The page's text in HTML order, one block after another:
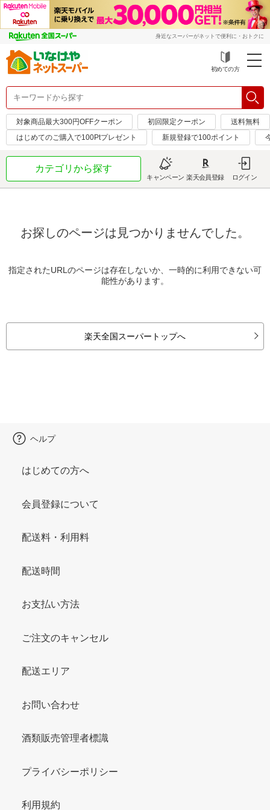
身近なスーパーがネットで便利に・おトクに
初めての方
対象商品最大300円OFFクーポン 初回限定クーポン
送料無料
はじめてのご購入で100Ptプレゼント
新規登録で100ポイント
カテゴリから探す
キャンペーン 楽天会員登録 ログイン
お探しのページは見つかりませんでした。
指定されたURLのページは存在しないか、一時的に利用できない可
能性があります。
楽天全国スーパートップへ
ヘルプ
はじめての方へ
会員登録について
配送料・利用料
配送時間
お支払い方法
ご注文のキャンセル
配送エリア
お問い合わせ
酒類販売管理者標識
プライバシーポリシー
利用規約